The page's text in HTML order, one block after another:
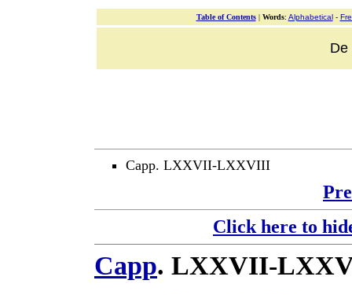
Table of Contents| Words: Alphabetical-
De
Capp. LXXVII-LXXVIII
Click here to
Capp. LXXVII-